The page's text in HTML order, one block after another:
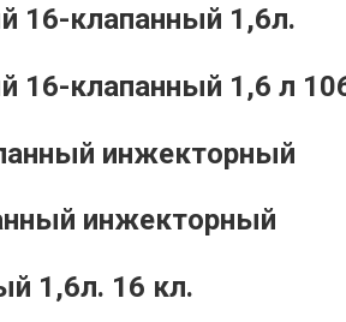
16-клапанный 1,6л.
16-клапанный 1,6 л
инжекторный
инжекторный
1,6л. 16 кл.